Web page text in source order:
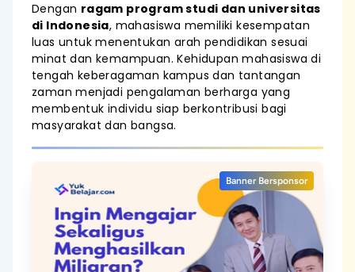
Dengan ragam program studi dan universitas
di Indonesia, mahasiswa memiliki kesempatan
luas untuk menentukan arah pendidikan sesuai
minat dan kemampuan. Kehidupan mahasiswa di
tengah keberagaman kampus dan tantangan
zaman menjadi pengalaman berharga yang
membentuk individu siap berkontribusi bagi
masyarakat dan bangsa.
Banner Bersponsor